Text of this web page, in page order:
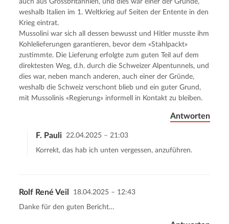
auch aus Grossbritannien, und dies war einer der Gründe,
weshalb Italien im 1. Weltkrieg auf Seiten der Entente in den
Krieg eintrat.
Mussolini war sich all dessen bewusst und Hitler musste ihm
Kohlelieferungen garantieren, bevor dem «Stahlpackt»
zustimmte. Die Lieferung erfolgte zum guten Teil auf dem
direktesten Weg, d.h. durch die Schweizer Alpentunnels, und
dies war, neben manch anderen, auch einer der Gründe,
weshalb die Schweiz verschont blieb und ein guter Grund,
mit Mussolinis «Regierung» informell in Kontakt zu bleiben.
Antworten
F. Pauli 22.04.2025 – 21:03
Korrekt, das hab ich unten vergessen, anzuführen.
Rolf René Veil 18.04.2025 – 12:43
Danke für den guten Bericht…